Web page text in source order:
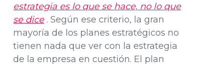
estrategia es lo que se hace, no lo que
se dice. Según ese criterio, la gran
mayoría de los planes estratégicos no
tienen nada que ver con la estrategia
de la empresa en cuestión. El plan